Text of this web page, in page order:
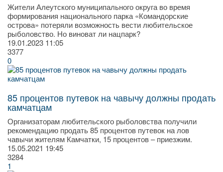
Жители Алеутского муниципального округа во время
формирования национального парка «Командорские
острова» потеряли возможность вести любительское
рыболовство. Но виноват ли нацпарк?
19.01.2023 11:05
3377
0
85 процентов путевок на чавычу должны продать
камчатцам
Организаторам любительского рыболовства получили
рекомендацию продать 85 процентов путевок на лов
чавычи жителям Камчатки, 15 процентов – приезжим.
15.05.2021 19:45
3284
1